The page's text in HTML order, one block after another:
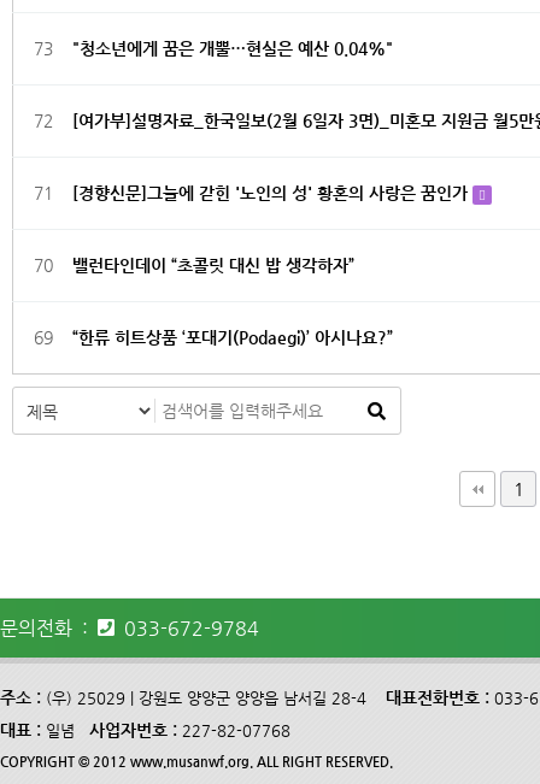
73 "청소년에게 꿈은 개뿔…현실은 예산 0.04%"
72 [여가부]설명자료_한국일보(2월 6일자 3면)_미혼모 지원금 월5
71 [경향신문]그늘에 갇힌 '노인의 성' 황혼의 사랑은 꿈인가
70 밸런타인데이 “초콜릿 대신 밥 생각하자”
69 “한류 히트상품 ‘포대기(Podaegi)’ 아시나요?”
1
문의전화 : 033-672-9784
주소 : (우) 25029 | 강원도 양양군 양양읍 남서길 28-4 대표전화번호 : 033-
대표 : 일념 사업자번호 : 227-82-07768
COPYRIGHT © 2012 www.musanwf.org. ALL RIGHT RESERVED.